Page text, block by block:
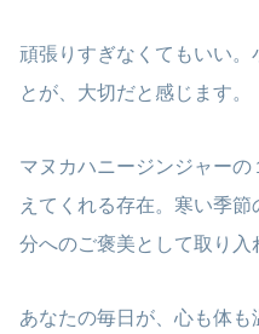
頑張りすぎなくてもいい。
とが、大切だと感じます。
マヌカハニージンジャー
えてくれる存在。寒い季
分へのご褒美として取り入
あなたの毎日が、心も体